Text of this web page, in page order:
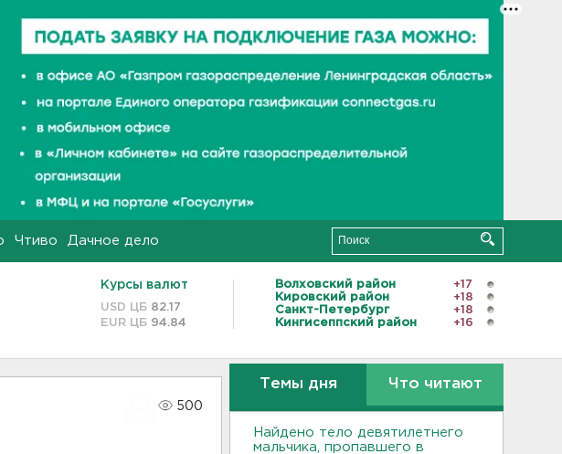
Чтиво Дачное дело
Курсы валют
USD ЦБ 82.17
EUR ЦБ 94.84
Волховский район
+17
Кировский район
+18
Санкт-Петербург
+18
Кингисеппский район
+16
500
Темы дня Что читают
Найдено тело девятилетнего
мальчика, пропавшего в